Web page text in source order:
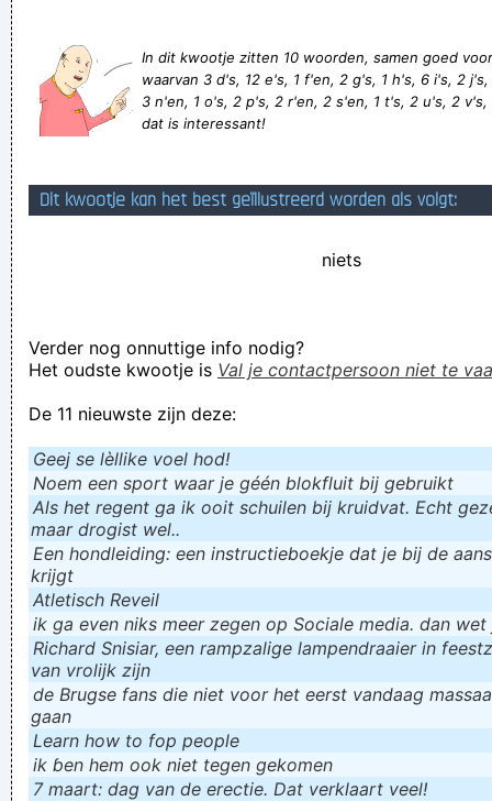
't Is hard werken!
Dag edith! *mmwhah* Goeienavond! Jij hebt een saxofoon
rond je nek hangen... Waarom?
Geej se lèllike voel hod!
In dit kwootje zitten 10 woorden, samen goed
waarvan 3 d's, 12 e's, 1 f'en, 2 g's, 1 h's, 6 i's, 2 j's,
3 n'en, 1 o's, 2 p's, 2 r'en, 2 s'en, 1 t's, 2 u's, 2 v's,
dat is interessant!
Dit kwootje kan het best geïllustreerd worden als volgt:
niets
Verder nog onnuttige info nodig?
Het oudste kwootje is Val je contactpersoon niet te
De 11 nieuwste zijn deze:
Geej se lèllike voel hod!
Noem een sport waar je géén blokfluit bij gebruikt
Als het regent ga ik ooit schuilen bij kruidvat. Echt
maar drogist wel..
Een hondleiding: een instructieboekje dat je bij de
krijgt
Atletisch Reveil
ik ga even niks meer zegen op Sociale media. dan
Richard Snisiar, een rampzalige lampendraaier in
van vrolijk zijn
de Brugse fans die niet voor het eerst vandaag
gaan
Learn how to fop people
ik ɓen hem ook niet tegen gekomen
7 maart: dag van de erectie. Dat verklaart veel!